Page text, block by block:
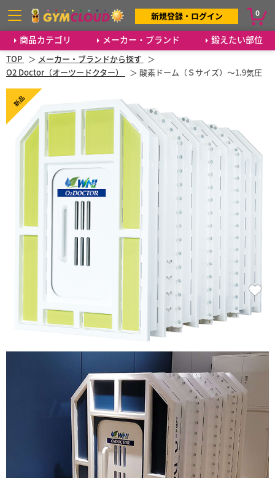
商品カテゴリ メーカー・ブランド 鍛えたい部位
新規登録・ログイン 0
TOP
メーカー・ブランドから探す
O2 Doctor（オーツードクター）
酸素ドーム（Ｓサイズ）～1.9気圧
新品